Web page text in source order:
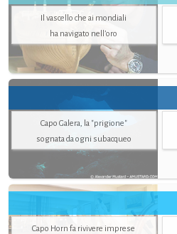
Il vascello che ai mondiali
ha navigato nell’oro
Capo Galera, la "prigione"
sognata da ogni subacqueo
Capo Horn fa rivivere imprese